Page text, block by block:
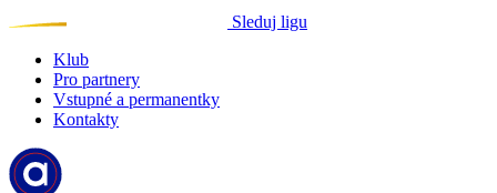
Sleduj ligu
Klub
Pro partnery
Vstupné a permanentky
Kontakty